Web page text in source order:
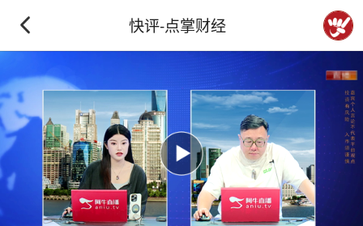
快评-点掌财经